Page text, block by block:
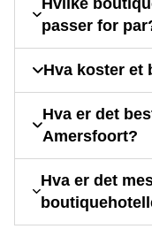
passer for
Hva koster et
Hva er det
Amersfoort?
Hva er det